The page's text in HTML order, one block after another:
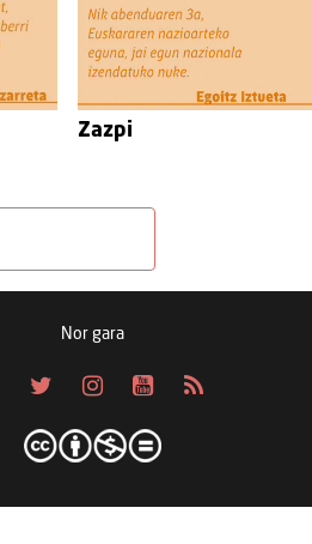
Zazpi
Nor gara